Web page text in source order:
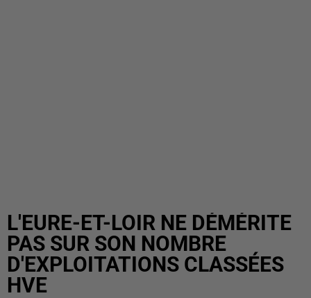
L'EURE-ET-LOIR NE DÉMÉRITE
PAS SUR SON NOMBRE
D'EXPLOITATIONS CLASSÉES
HVE